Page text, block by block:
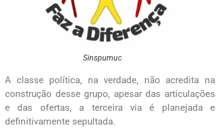
Sinspumuc
A classe política, na verdade, não acredita na
construção desse grupo, apesar das articulações
e das ofertas, a terceira via é planejada e
definitivamente sepultada.